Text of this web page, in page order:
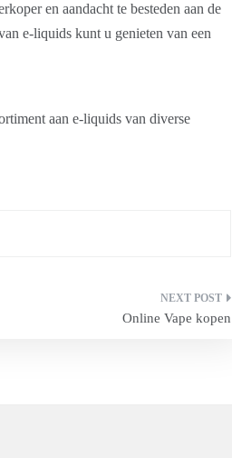
en aandacht te besteden aan de
e-liquids kunt u genieten van een
aan e-liquids van diverse
Online Vape kopen